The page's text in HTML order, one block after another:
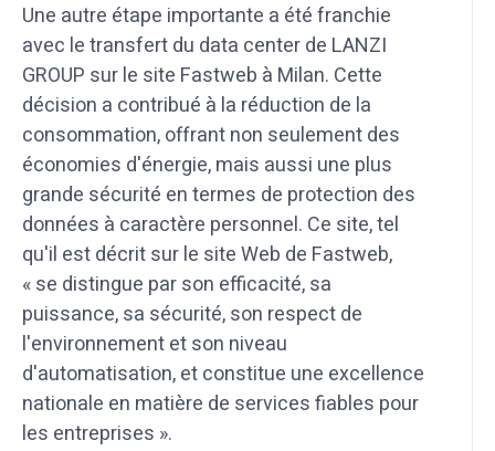
Une autre étape importante a été franchie
avec le transfert du data center de LANZI
GROUP sur le site Fastweb à Milan. Cette
décision a contribué à la réduction de la
consommation, offrant non seulement des
économies d'énergie, mais aussi une plus
grande sécurité en termes de protection des
données à caractère personnel. Ce site, tel
qu'il est décrit sur le site Web de Fastweb,
« se distingue par son efficacité, sa
puissance, sa sécurité, son respect de
l'environnement et son niveau
d'automatisation, et constitue une excellence
nationale en matière de services fiables pour
les entreprises ».